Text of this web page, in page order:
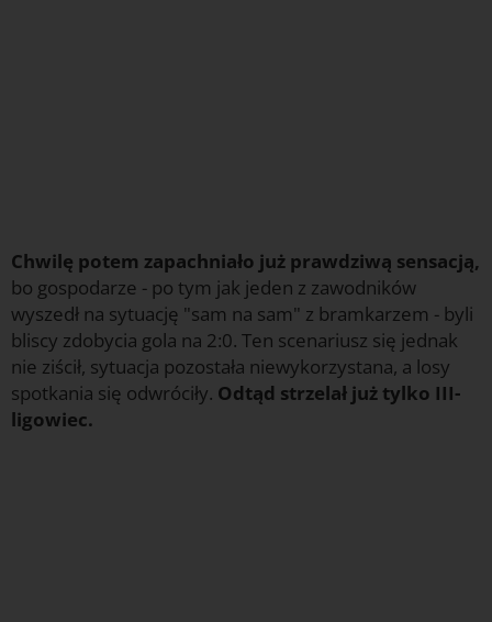
Chwilę potem zapachniało już prawdziwą sensacją,
bo gospodarze - po tym jak jeden z zawodników
wyszedł na sytuację "sam na sam" z bramkarzem - byli
bliscy zdobycia gola na 2:0. Ten scenariusz się jednak
nie ziścił, sytuacja pozostała niewykorzystana, a losy
spotkania się odwróciły. Odtąd strzelał już tylko III-
ligowiec.